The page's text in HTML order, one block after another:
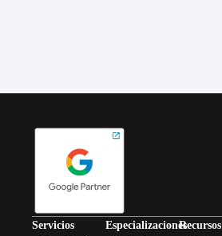
Servicios
EspecializacionesRecursos